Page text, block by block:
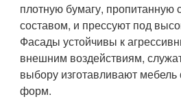
плотную бумагу, пропитанную
составом, и прессуют под
Фасады устойчивы к
внешним воздействиям,
выбору изготавливают мебель
форм.